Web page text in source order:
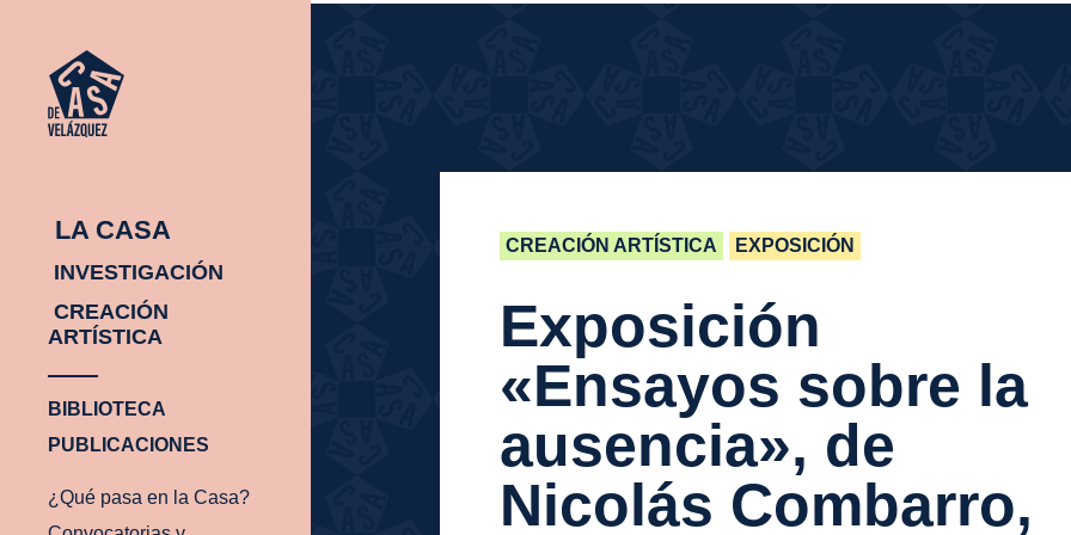
LA CASA
INVESTIGACIÓN
CREACIÓN
ARTÍSTICA
BIBLIOTECA
PUBLICACIONES
¿Qué pasa en la Casa?
CREACIÓN ARTÍSTICA EXPOSICIÓN
Exposición
«Ensayos sobre la
ausencia», de
Nicolás Combarro,